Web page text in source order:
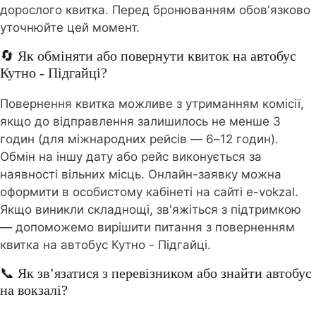
дорослого квитка. Перед бронюванням обов'язково
уточнюйте цей момент.
🔄 Як обміняти або повернути квиток на автобус
Кутно - Підгайці?
Повернення квитка можливе з утриманням комісії,
якщо до відправлення залишилось не менше 3
годин (для міжнародних рейсів — 6–12 годин).
Обмін на іншу дату або рейс виконується за
наявності вільних місць. Онлайн-заявку можна
оформити в особистому кабінеті на сайті e-vokzal.
Якщо виникли складнощі, зв'яжіться з підтримкою
— допоможемо вирішити питання з поверненням
квитка на автобус Кутно - Підгайці.
📞 Як зв’язатися з перевізником або знайти автобус
на вокзалі?